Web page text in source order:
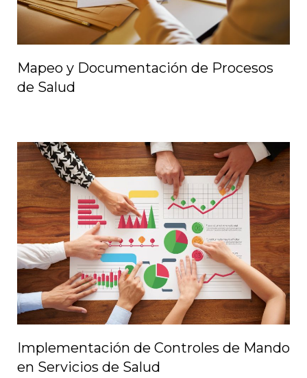
Mapeo y Documentación de Procesos
de Salud
Implementación de Controles de Mando
en Servicios de Salud